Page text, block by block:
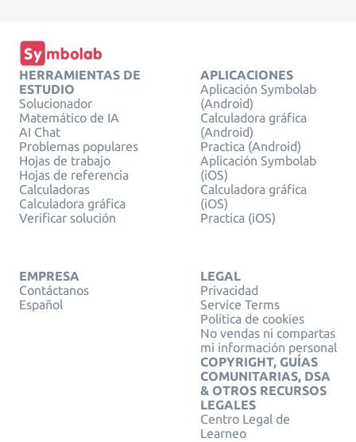
HERRAMIENTAS DE
ESTUDIO
Solucionador
Matemático de IA
AI Chat
Problemas populares
Hojas de trabajo
Hojas de referencia
Calculadoras
Calculadora gráfica
Verificar solución
APLICACIONES
Aplicación Symbolab
(Android)
Calculadora gráfica
(Android)
Practica (Android)
Aplicación Symbolab
(iOS)
Calculadora gráfica
(iOS)
Practica (iOS)
EMPRESA
Contáctanos
Español
LEGAL
Privacidad
Service Terms
Política de cookies
No vendas ni compartas
mi información personal
COPYRIGHT, GUÍAS
COMUNITARIAS, DSA
& OTROS RECURSOS
LEGALES
Centro Legal de
Learneo